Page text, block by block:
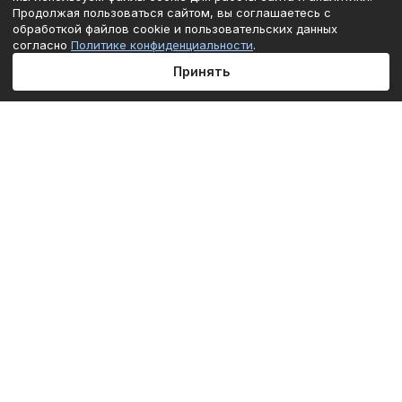
Сравнение
Продолжая пользоваться сайтом, вы соглашаетесь с
обработкой файлов cookie и пользовательских данных
согласно Политике конфиденциальности.
Принять